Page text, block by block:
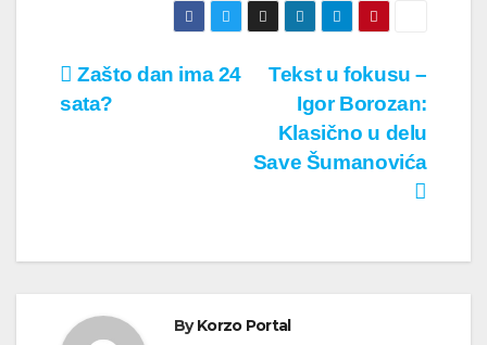
Кретање
Tekst u fokusu –
Igor Borozan:
Klasično u delu
Save Šumanovića
Zašto dan ima 24
sata?
ByKorzo Portal